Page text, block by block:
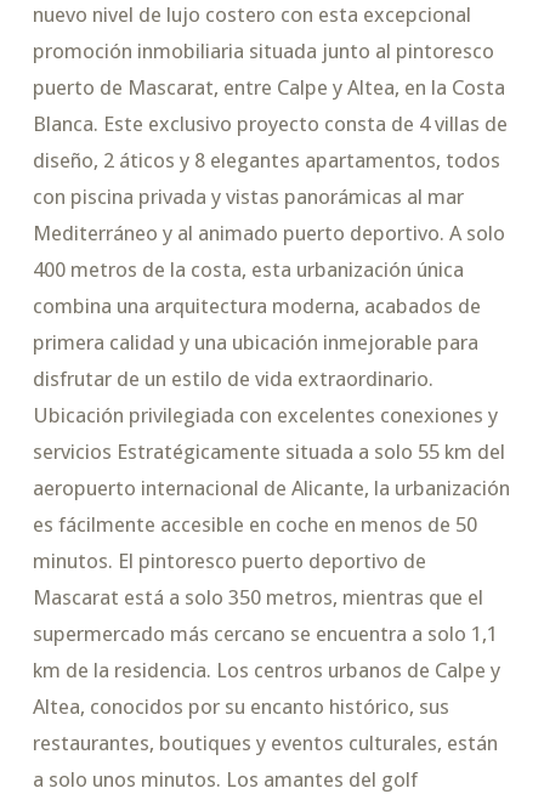
nuevo nivel de lujo costero con esta excepcional
promoción inmobiliaria situada junto al pintoresco
puerto de Mascarat, entre Calpe y Altea, en la Costa
Blanca. Este exclusivo proyecto consta de 4 villas de
diseño, 2 áticos y 8 elegantes apartamentos, todos
con piscina privada y vistas panorámicas al mar
Mediterráneo y al animado puerto deportivo. A solo
400 metros de la costa, esta urbanización única
combina una arquitectura moderna, acabados de
primera calidad y una ubicación inmejorable para
disfrutar de un estilo de vida extraordinario.
Ubicación privilegiada con excelentes conexiones y
servicios Estratégicamente situada a solo 55 km del
aeropuerto internacional de Alicante, la urbanización
es fácilmente accesible en coche en menos de 50
minutos. El pintoresco puerto deportivo de
Mascarat está a solo 350 metros, mientras que el
supermercado más cercano se encuentra a solo 1,1
km de la residencia. Los centros urbanos de Calpe y
Altea, conocidos por su encanto histórico, sus
restaurantes, boutiques y eventos culturales, están
a solo unos minutos. Los amantes del golf